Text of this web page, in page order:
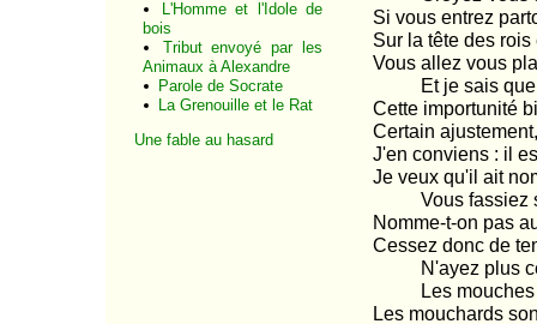
L'Homme et l'Idole de
bois
Tribut envoyé par les
Animaux à Alexandre
Parole de Socrate
La Grenouille et le Rat
Une fable au hasard
Si vous entrez
Sur la tête des
Vous allez vous
Et je sais que
Cette importunité
Certain
J'en conviens : il
Je veux qu'il ait
Vous fassiez
Nomme-t-on pas
Cessez donc de
N'ayez plus
Les mouches
Les mouchards